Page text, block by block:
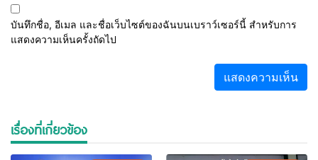
บันทึกชื่อ, อีเมล และชื่อเว็บไซต์ของฉันบนเบราว์เซอร์นี้ สำหรับการ
แสดงความเห็นครั้งถัดไป
เรื่องที่เกี่ยวข้อง